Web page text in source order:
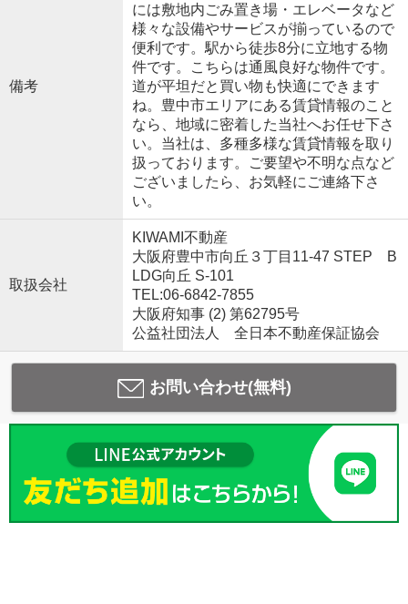
備考
には敷地内ごみ置き場・エレベータなど
様々な設備やサービスが揃っているので
便利です。駅から徒歩8分に立地する物
件です。こちらは通風良好な物件です。
道が平坦だと買い物も快適にできます
ね。豊中市エリアにある賃貸情報のこと
なら、地域に密着した当社へお任せ下さ
い。当社は、多種多様な賃貸情報を取り
扱っております。ご要望や不明な点など
ございましたら、お気軽にご連絡下さ
い。
取扱会社
KIWAMI不動産
大阪府豊中市向丘３丁目11-47 STEP B
LDG向丘 S-101
TEL:06-6842-7855
大阪府知事 (2) 第62795号
公益社団法人 全日本不動産保証協会
お問い合わせ(無料)